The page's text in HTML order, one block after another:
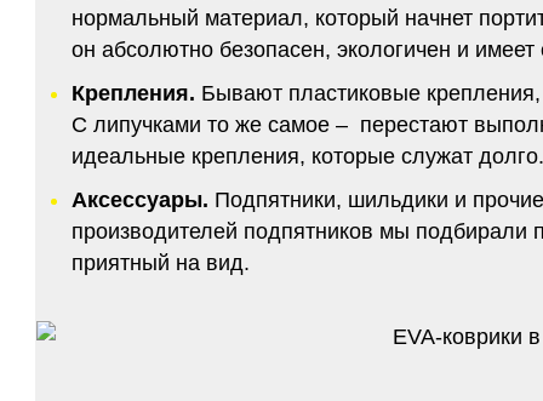
нормальный материал, который начнет
он абсолютно безопасен, экологичен и
Крепления. Бывают пластиковые
С липучками то же самое – перестают
идеальные крепления, которые служат
Аксессуары. Подпятники, шильдики и
производителей подпятников мы подбирали
приятный на вид.